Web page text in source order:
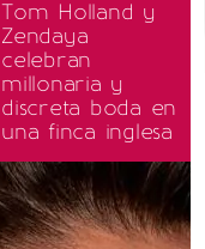
Tom Holland y
Zendaya
celebran
millonaria y
discreta boda en
una finca inglesa